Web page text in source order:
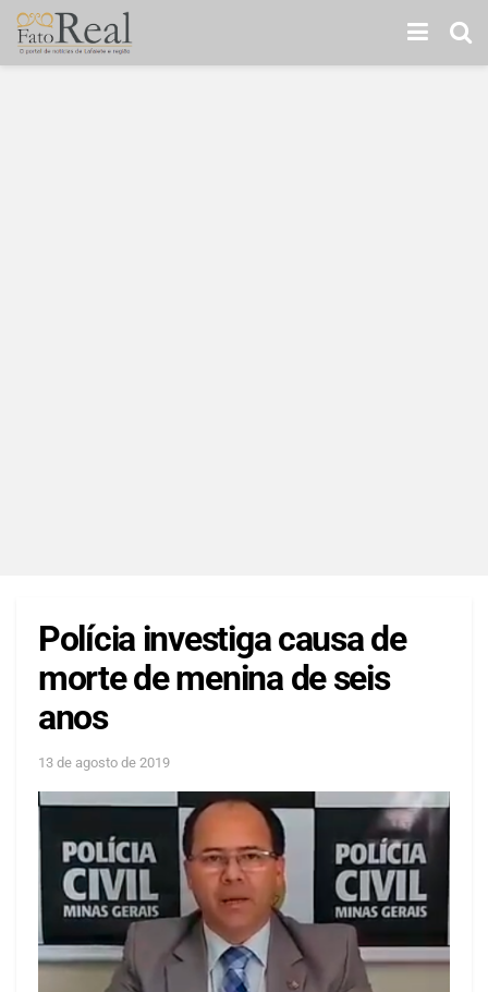
Polícia investiga causa de
morte de menina de seis
anos
13 de agosto de 2019